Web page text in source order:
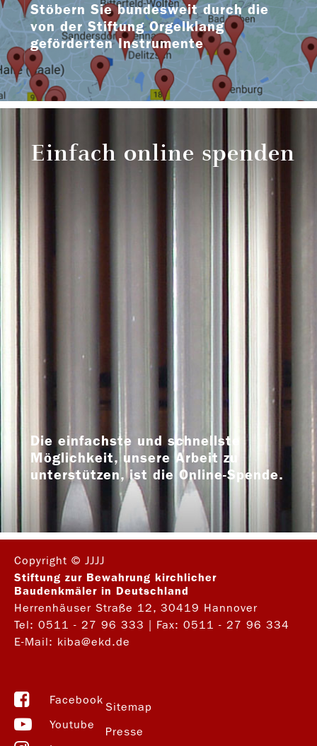
Stöbern Sie bundesweit durch die
von der Stiftung Orgelklang
geförderten Instrumente
Einfach online spenden
Die einfachste und schnellste
Möglichkeit, unsere Arbeit zu
unterstützen, ist die Online-Spende.
Copyright © JJJJ
Stiftung zur Bewahrung kirchlicher
Baudenkmäler in Deutschland
Herrenhäuser Straße 12, 30419 Hannover
Tel: 0511 - 27 96 333
| Fax: 0511 - 27 96 334
E-Mail: kiba@ekd.de
Facebook
Youtube
Sitemap
Presse